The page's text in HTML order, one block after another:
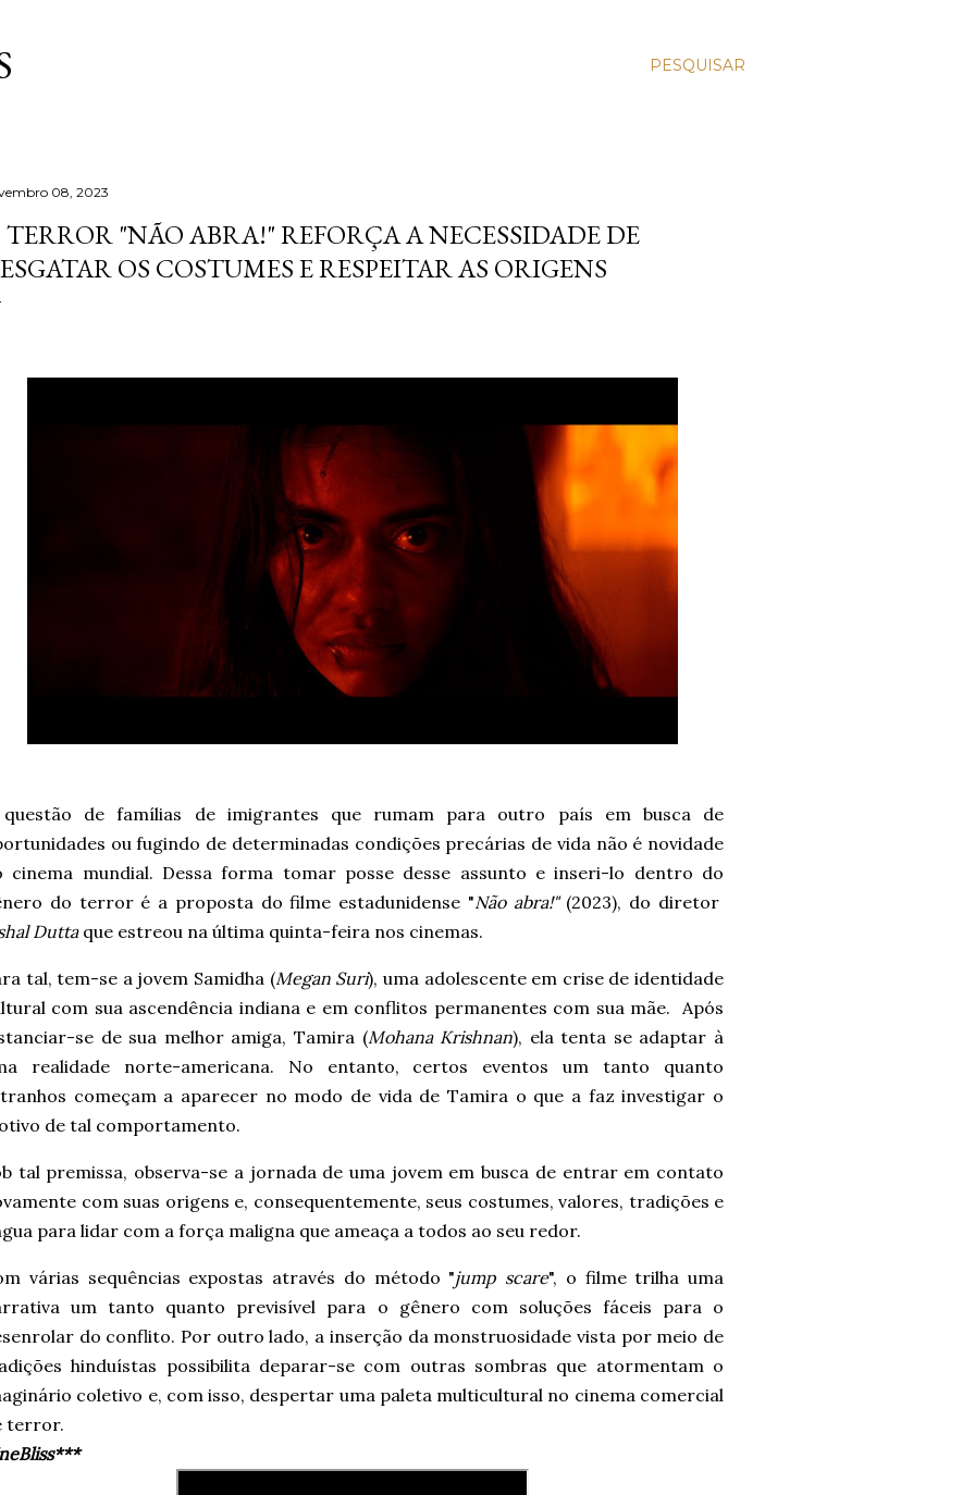
PESQUISAR
08, 2023
TERROR "NÃO ABRA!" REFORÇA A NECESSIDADE DE
OS COSTUMES E RESPEITAR AS ORIGENS
de famílias de imigrantes que rumam para outro país em busca de
ou fugindo de determinadas condições precárias de vida não é novidade
cinema mundial. Dessa forma tomar posse desse assunto e inseri-lo dentro do
do terror é a proposta do filme estadunidense "Não abra!"(2023), do diretor
Dutta que estreou na última quinta-feira nos cinemas.
tal, tem-se a jovem Samidha (Megan Suri), uma adolescente em crise de identidade
com sua ascendência indiana e em conflitos permanentes com sua mãe. Após
se de sua melhor amiga, Tamira (Mohana Krishnan), ela tenta se adaptar à
realidade norte-americana. No entanto, certos eventos um tanto quanto
começam a aparecer no modo de vida de Tamira o que a faz investigar o
de tal comportamento.
tal premissa, observa-se a jornada de uma jovem em busca de entrar em contato
com suas origens e, consequentemente, seus costumes, valores, tradições e
para lidar com a força maligna que ameaça a todos ao seu redor.
várias sequências expostas através do método "jump scare", o filme trilha uma
um tanto quanto previsível para o gênero com soluções fáceis para o
do conflito. Por outro lado, a inserção da monstruosidade vista por meio de
hinduístas possibilita deparar-se com outras sombras que atormentam o
coletivo e, com isso, despertar uma paleta multicultural no cinema comercial
terror.